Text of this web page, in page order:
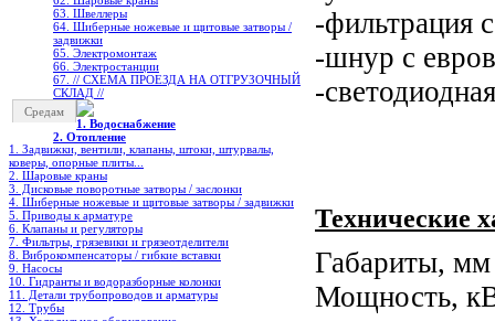
63. Швеллеры
64. Шиберные ножевые и щитовые затворы /
задвижки
65. Электромонтаж
66. Электростанции
67. // СХЕМА ПРОЕЗДА НА ОТГРУЗОЧНЫЙ
СКЛАД //
Средам
1. Водоснабжение
2. Отопление
1. Задвижки, вентили, клапаны, штоки, штурвалы,
коверы, опорные плиты...
2. Шаровые краны
3. Дисковые поворотные затворы / заслонки
4. Шиберные ножевые и щитовые затворы / задвижки
5. Приводы к арматуре
6. Клапаны и регуляторы
7. Фильтры, грязевики и грязеотделители
8. Виброкомпенсаторы / гибкие вставки
9. Насосы
10. Гидранты и водоразборные колонки
11. Детали трубопроводов и арматуры
12. Трубы
-фильтрация
-шнур с
-
Технические
Габариты,
Мощность,